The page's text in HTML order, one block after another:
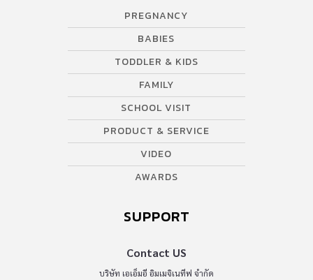
PREGNANCY
BABIES
TODDLER & KIDS
FAMILY
SCHOOL VISIT
PRODUCT & SERVICE
VIDEO
AWARDS
SUPPORT
Contact US
บริษัท เอเอ็มอี อิมเมจิเนทีฟ จำกัด